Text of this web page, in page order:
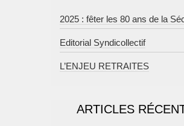
2025 : fêter les 80 ans de la
Editorial Syndicollectif
L’ENJEU RETRAITES
ARTICLES